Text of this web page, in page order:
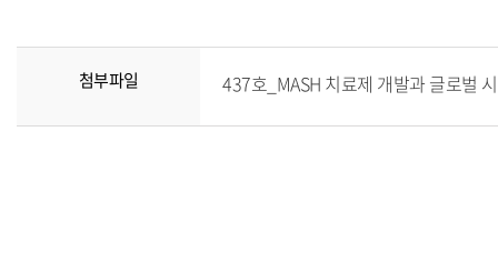
첨부파일 437호_MASH 치료제 개발과 글로벌